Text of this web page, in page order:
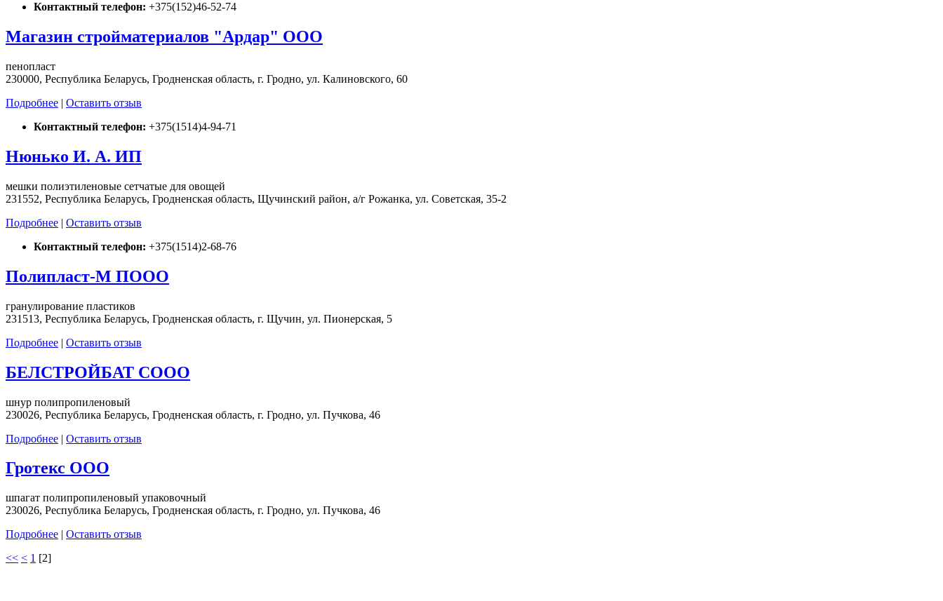
Контактный телефон: +375(152)46-52-74
Магазин стройматериалов "Ардар" ООО
пенопласт
230000, Республика Беларусь, Гродненская область, г. Гродно, ул. Калиновского, 60
Подробнее | Оставить отзыв
Контактный телефон: +375(1514)4-94-71
Нюнько И. А. ИП
мешки полиэтиленовые сетчатые для овощей
231552, Республика Беларусь, Гродненская область, Щучинский район, а/г Рожанка, ул. Советская, 35-2
Подробнее | Оставить отзыв
Контактный телефон: +375(1514)2-68-76
Полипласт-М ПООО
гранулирование пластиков
231513, Республика Беларусь, Гродненская область, г. Щучин, ул. Пионерская, 5
Подробнее | Оставить отзыв
БЕЛСТРОЙБАТ СООО
шнур полипропиленовый
230026, Республика Беларусь, Гродненская область, г. Гродно, ул. Пучкова, 46
Подробнее | Оставить отзыв
Гротекс ООО
шпагат полипропиленовый упаковочный
230026, Республика Беларусь, Гродненская область, г. Гродно, ул. Пучкова, 46
Подробнее | Оставить отзыв
<< < 1 [2]